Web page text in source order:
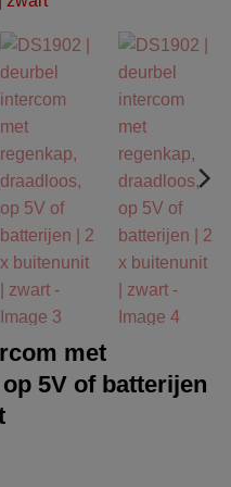
met
5V of batterijen